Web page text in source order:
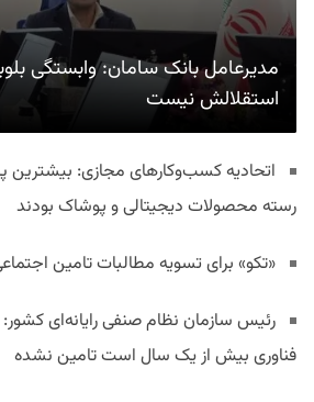
مدیرعامل بانک سامان: وابستگی
استقلالش نیست
اتحادیه کسب‌وکارهای مجازی: بیشترین
رسته محصولات دیجیتالی و پوشاک بودند
«تکو» برای تسویه مطالبات تامین
رئیس سازمان نظام صنفی رایانه‌ای
فناوری بیش از یک سال است تامین نشده